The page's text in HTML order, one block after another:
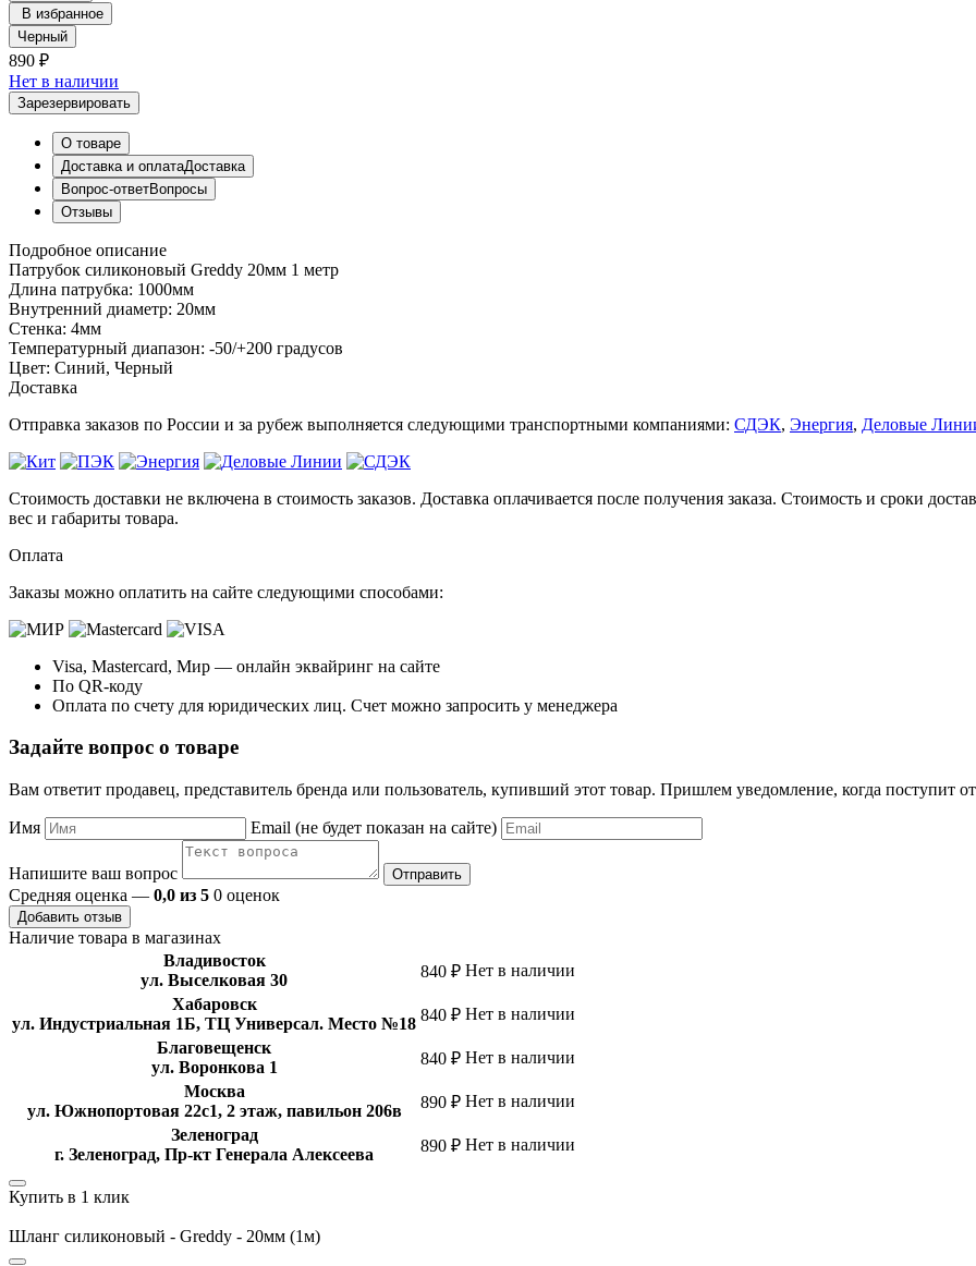
В избранное
Черный
890 ₽
Нет в наличии
Зарезервировать
О товаре
Доставка и оплатаДоставка
Вопрос-ответВопросы
Отзывы
Подробное описание
Патрубок силиконовый Greddy 20мм 1 метр
Длина патрубка: 1000мм
Внутренний диаметр: 20мм
Стенка: 4мм
Температурный диапазон: -50/+200 градусов
Цвет: Синий, Черный
Доставка
Отправка заказов по России и за рубеж выполняется следующими транспортными компаниями: СДЭК, Энергия, Деловые
Стоимость доставки не включена в стоимость заказов. Доставка оплачивается после получения заказа. Стоимость и сроки
вес и габариты товара.
Оплата
Заказы можно оплатить на сайте следующими способами:
Visa, Mastercard, Мир — онлайн эквайринг на сайте
По QR-коду
Оплата по счету для юридических лиц. Счет можно запросить у менеджера
Задайте вопрос о товаре
Вам ответит продавец, представитель бренда или пользователь, купивший этот товар. Пришлем уведомление, когда поступит
Имя Email (не будет показан на сайте)
Напишите ваш вопрос Отправить
Средняя оценка — 0,0 из 5 0 оценок
Добавить отзыв
Наличие товара в магазинах
Владивосток
ул. Выселковая 30
840 ₽ Нет в наличии
Хабаровск
ул. Индустриальная 1Б, ТЦ Универсал. Место №18 840 ₽ Нет в наличии
Благовещенск
ул. Воронкова 1
840 ₽ Нет в наличии
Москва
ул. Южнопортовая 22с1, 2 этаж, павильон 206в
890 ₽ Нет в наличии
Зеленоград
г. Зеленоград, Пр-кт Генерала Алексеева
890 ₽ Нет в наличии
Купить в 1 клик
Шланг силиконовый - Greddy - 20мм (1м)